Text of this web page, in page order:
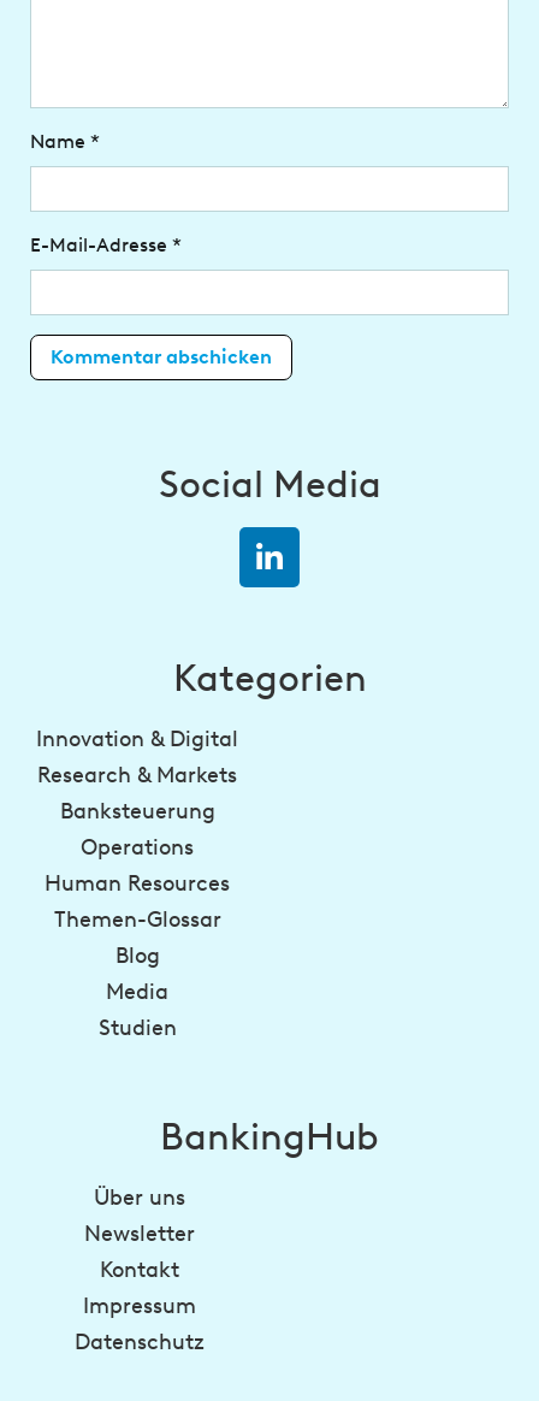
Name *
E-Mail-Adresse *
Social Media
Kategorien
Innovation & Digital
Research & Markets
Banksteuerung
Operations
Human Resources
Themen-Glossar
Blog
Media
Studien
BankingHub
Über uns
Newsletter
Kontakt
Impressum
Datenschutz